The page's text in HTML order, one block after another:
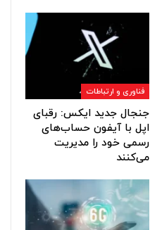
فناوری و ارتباطات
جنجال جدید ایکس: رقبای
اپل با آیفون حساب‌های
رسمی خود را مدیریت
می‌کنند